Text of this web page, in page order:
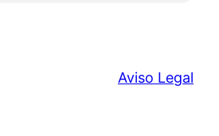
Aviso Legal